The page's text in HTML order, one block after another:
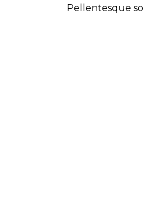
Pellentesque